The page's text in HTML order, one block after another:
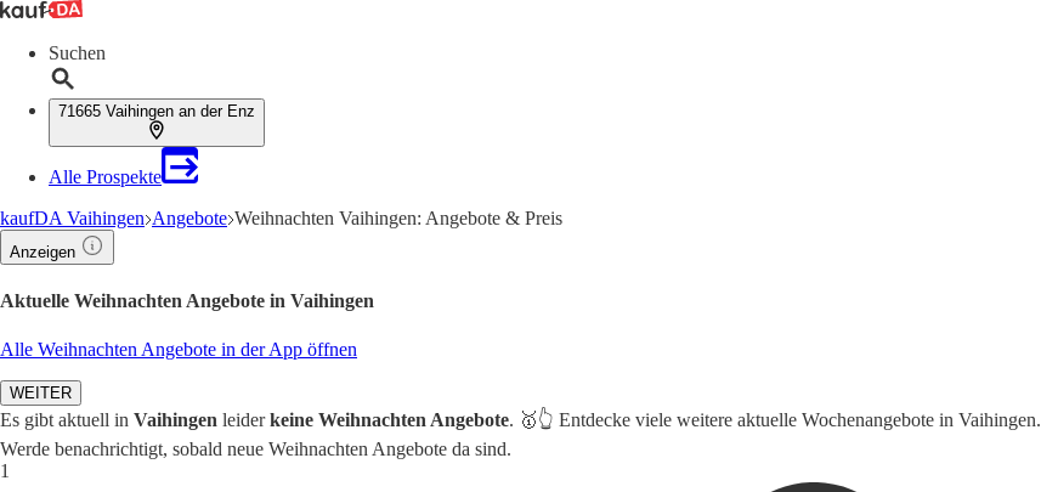
Suchen
71665 Vaihingen an der Enz
Alle Prospekte
kaufDA Vaihingen Angebote Weihnachten Vaihingen: Angebote & Preis
Anzeigen
Aktuelle Weihnachten Angebote in Vaihingen
Alle Weihnachten Angebote in der App öffnen
WEITER
Es gibt aktuell in Vaihingen leiderkeine Weihnachten Angebote. 🥇👆 Entdecke viele weitere aktuelle Wochenangebote in Vaihingen.
Werde benachrichtigt, sobald neue Weihnachten Angebote da sind.